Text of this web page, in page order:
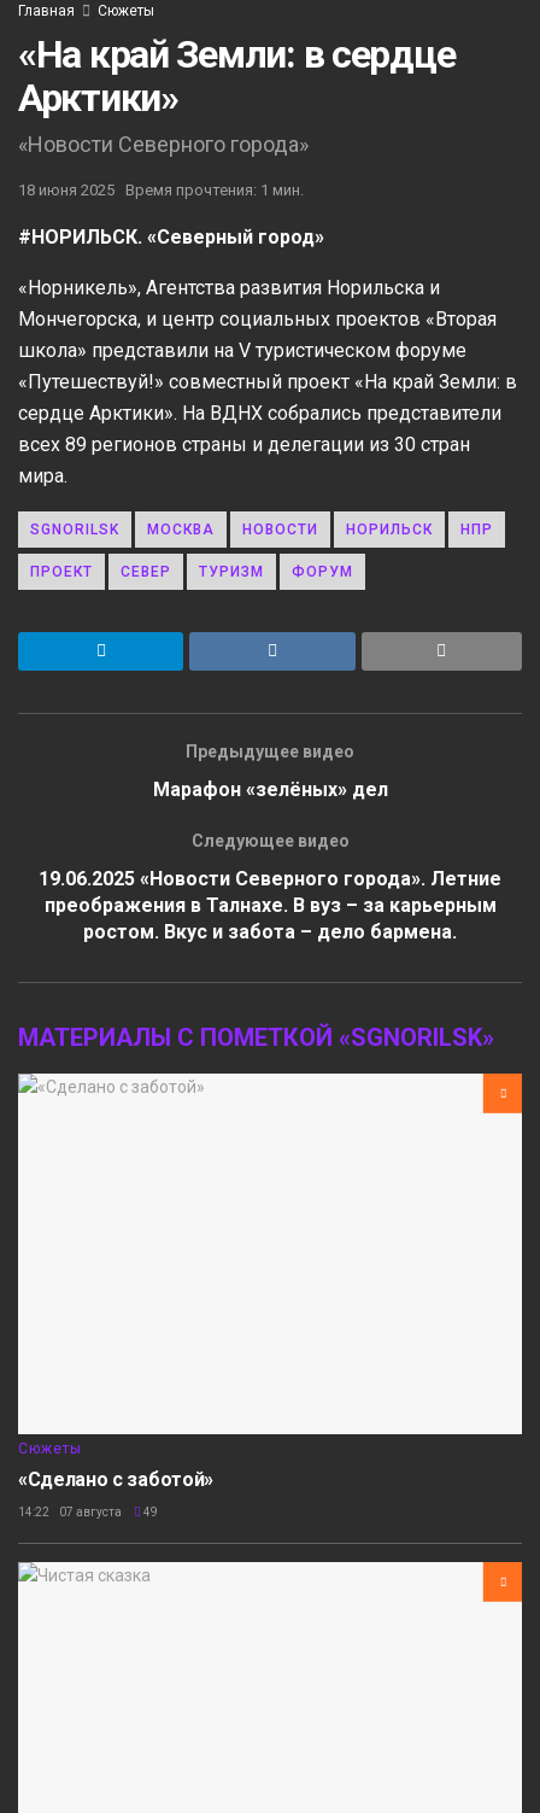
Главная Сюжеты
«На край Земли: в сердце
Арктики»
«Новости Северного города»
18 июня 2025 Время прочтения: 1 мин.
#НОРИЛЬСК. «Северный город»
«Норникель», Агентства развития Норильска и
Мончегорска, и центр социальных проектов «Вторая
школа» представили на V туристическом форуме
«Путешествуй!» совместный проект «На край Земли: в
сердце Арктики». На ВДНХ собрались представители
всех 89 регионов страны и делегации из 30 стран
мира.
SGNORILSK МОСКВА НОВОСТИ НОРИЛЬСК НПР
ПРОЕКТ СЕВЕР ТУРИЗМ ФОРУМ
Предыдущее видео
Марафон «зелёных» дел
Следующее видео
19.06.2025 «Новости Северного города». Летние
преображения в Талнахе. В вуз – за карьерным
ростом. Вкус и забота – дело бармена.
МАТЕРИАЛЫ С ПОМЕТКОЙ «SGNORILSK»
Сюжеты
«Сделано с заботой»
14:22 07 августа 49